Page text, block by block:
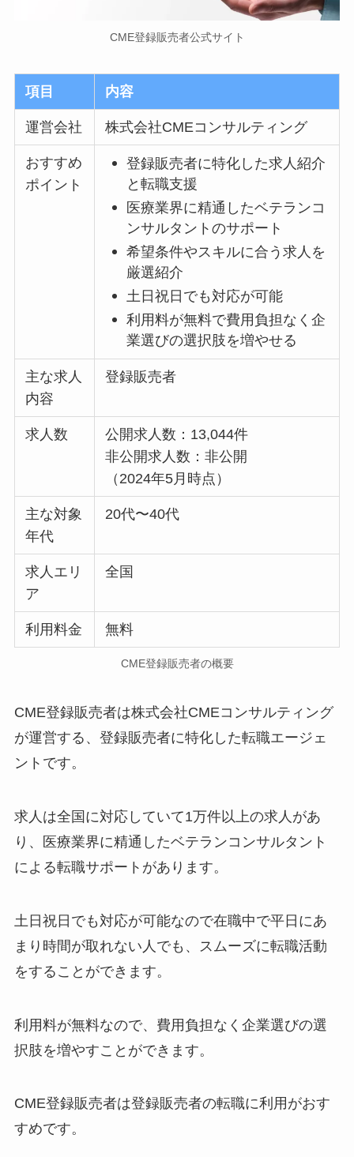
CME登録販売者公式サイト
項目 内容
運営会社 株式会社CMEコンサルティング
おすすめ
ポイント
登録販売者に特化した求人紹介
と転職支援
医療業界に精通したベテランコ
ンサルタントのサポート
希望条件やスキルに合う求人を
厳選紹介
土日祝日でも対応が可能
利用料が無料で費用負担なく企
業選びの選択肢を増やせる
主な求人
内容
登録販売者
求人数
公開求人数：13,044件
非公開求人数：非公開
（2024年5月時点）
主な対象
年代
20代〜40代
求人エリ
ア
全国
利用料金 無料
CME登録販売者の概要
CME登録販売者は株式会社CMEコンサルティング
が運営する、登録販売者に特化した転職エージェ
ントです。
求人は全国に対応していて1万件以上の求人があ
り、医療業界に精通したベテランコンサルタント
による転職サポートがあります。
土日祝日でも対応が可能なので在職中で平日にあ
まり時間が取れない人でも、スムーズに転職活動
をすることができます。
利用料が無料なので、費用負担なく企業選びの選
択肢を増やすことができます。
CME登録販売者は登録販売者の転職に利用がおす
すめです。